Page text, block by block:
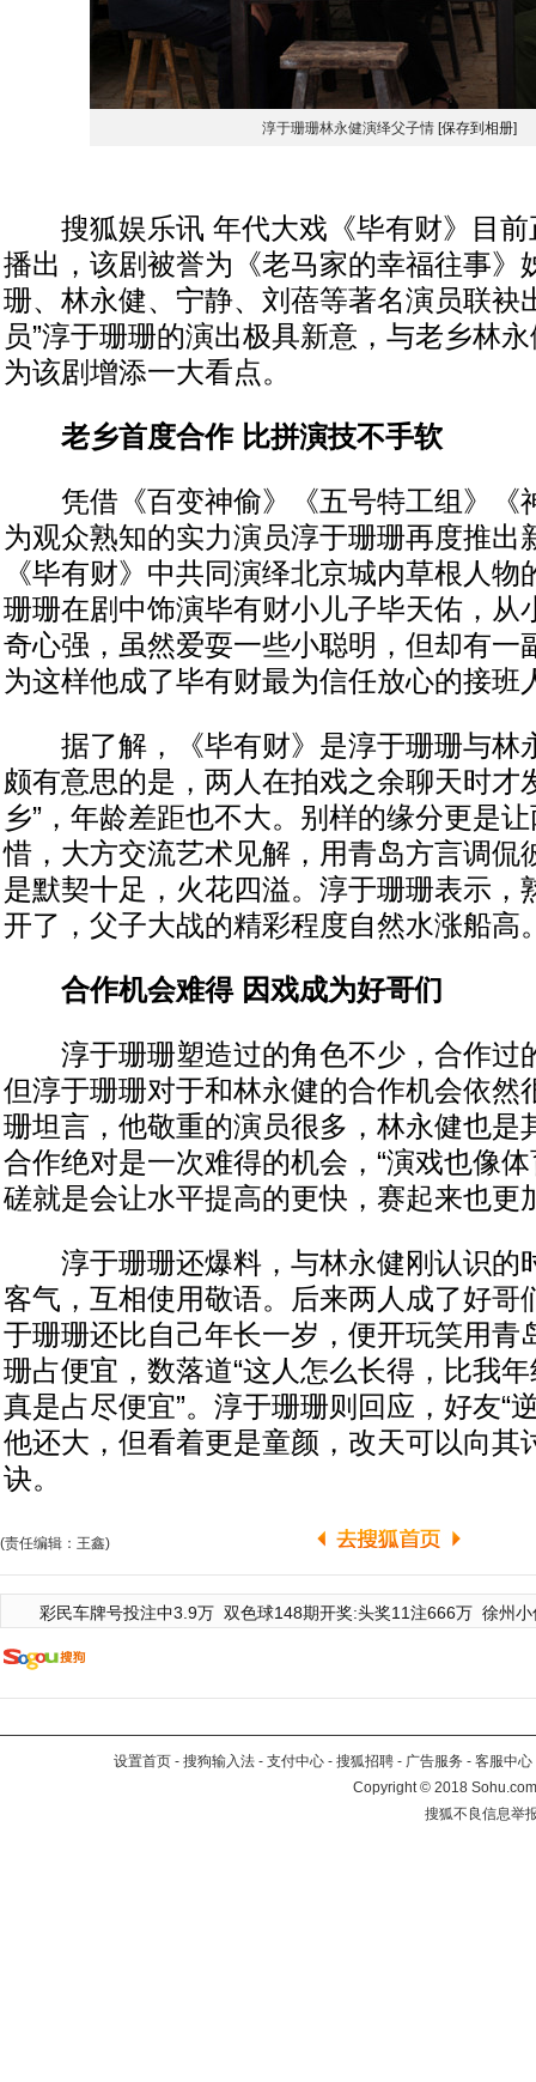
淳于珊珊林永健演绎父子情 [保存到相册]
搜狐娱乐讯 年代大戏《毕有财》目前
播出，该剧被誉为《老马家的幸福往事》
珊、林永健、宁静、刘蓓等著名演员联袂
员”淳于珊珊的演出极具新意，与老乡林
为该剧增添一大看点。
老乡首度合作 比拼演技不手软
凭借《百变神偷》《五号特工组》《
为观众熟知的实力演员淳于珊珊再度推出
《毕有财》中共同演绎北京城内草根人物
珊珊在剧中饰演毕有财小儿子毕天佑，从
奇心强，虽然爱耍一些小聪明，但却有一
为这样他成了毕有财最为信任放心的接班
据了解，《毕有财》是淳于珊珊与林
颇有意思的是，两人在拍戏之余聊天时才
乡”，年龄差距也不大。别样的缘分更是
惜，大方交流艺术见解，用青岛方言调侃
是默契十足，火花四溢。淳于珊珊表示，
开了，父子大战的精彩程度自然水涨船高
合作机会难得 因戏成为好哥们
淳于珊珊塑造过的角色不少，合作过
但淳于珊珊对于和林永健的合作机会依然
珊坦言，他敬重的演员很多，林永健也是
合作绝对是一次难得的机会，“演戏也像
磋就是会让水平提高的更快，赛起来也更
淳于珊珊还爆料，与林永健刚认识的
客气，互相使用敬语。后来两人成了好哥
于珊珊还比自己年长一岁，便开玩笑用青
珊占便宜，数落道“这人怎么长得，比我
真是占尽便宜”。淳于珊珊则回应，好友“
他还大，但看着更是童颜，改天可以向其
诀。
(责任编辑：王鑫)
彩民车牌号投注中3.9万 双色球148期开奖:头奖11注666万 徐州
设置首页 - 搜狗输入法 - 支付中心 - 搜狐招聘 - 广告服务 - 客服中心
Copyright©2018
搜狐不良信息举